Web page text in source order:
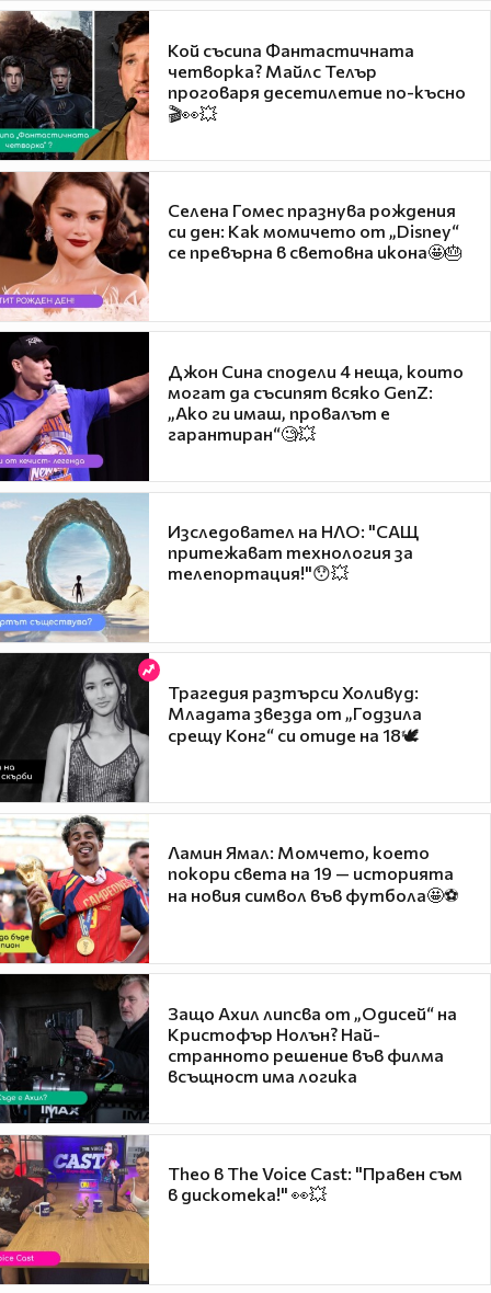
Кой съсипа Фантастичната
четворка? Майлс Телър
проговаря десетилетие по-късно
🎬👀💥
Селена Гомес празнува рождения
си ден: Как момичето от „Disney“
се превърна в световна икона🤩🎂
Джон Сина сподели 4 неща, които
могат да съсипят всяко GenZ:
„Ако ги имаш, провалът е
гарантиран“🧐💥
Изследовател на НЛО: "САЩ
притежават технология за
телепортация!"😯💥
Трагедия разтърси Холивуд:
Младата звезда от „Годзила
срещу Конг“ си отиде на 18🕊️
Ламин Ямал: Момчето, което
покори света на 19 — историята
на новия символ във футбола🤩⚽
Защо Ахил липсва от „Одисей“ на
Кристофър Нолън? Най-
странното решение във филма
всъщност има логика
Theo в The Voice Cast: "Правен съм
в дискотека!" 👀💥